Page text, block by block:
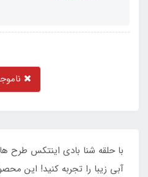
با حلقه شنا بادی اینتکس طرح
آبی زیبا را تجربه کنید! این